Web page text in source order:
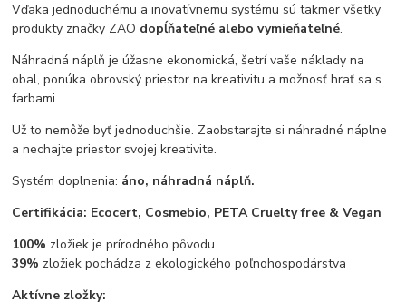
Vďaka jednoduchému a inovatívnemu systému sú takmer všetky
produkty značky ZAO dopĺňateľné alebo vymieňateľné.
Náhradná náplň je úžasne ekonomická, šetrí vaše náklady na
obal, ponúka obrovský priestor na kreativitu a možnosť hrať sa s
farbami.
Už to nemôže byť jednoduchšie. Zaobstarajte si náhradné náplne
a nechajte priestor svojej kreativite.
Systém doplnenia: áno, náhradná náplň.
Certifikácia: Ecocert, Cosmebio, PETA Cruelty free & Vegan
100% zložiek je prírodného pôvodu
39% zložiek pochádza z ekologického poľnohospodárstva
Aktívne zložky: